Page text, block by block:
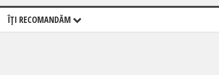
ÎŢI RECOMANDĂM